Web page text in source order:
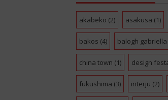
akabeko (2) asakusa (1)
bakos (4) balogh gabriella
china town (1) design
fukushima (3) interju (2)